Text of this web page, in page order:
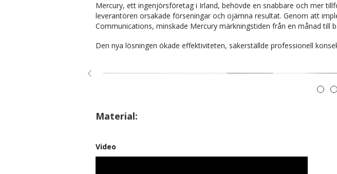
Mercury, ett ingenjörsföretag i Irland, behövde en snabbare och mer
leverantören orsakade förseningar och ojämna resultat. Genom att
Communications, minskade Mercury märkningstiden från en månad till
Den nya lösningen ökade effektiviteten, säkerställde professionell
1 2
Material:
Video